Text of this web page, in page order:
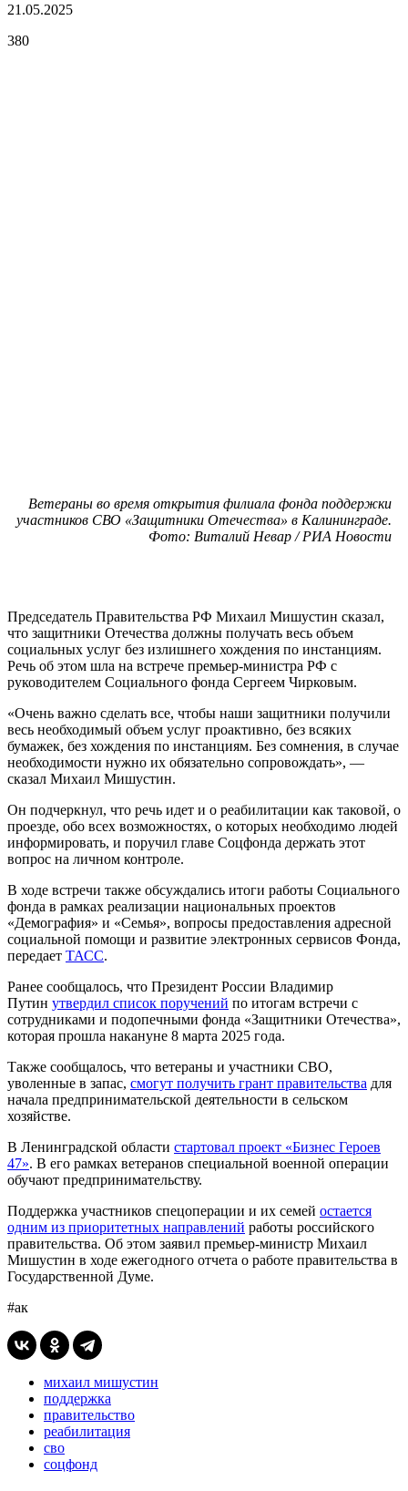
21.05.2025
380
Ветераны во время открытия филиала фонда поддержки
участников СВО «Защитники Отечества» в Калининграде.
Фото: Виталий Невар / РИА Новости
Председатель Правительства РФ Михаил Мишустин сказал,
что защитники Отечества должны получать весь объем
социальных услуг без излишнего хождения по инстанциям.
Речь об этом шла на встрече премьер-министра РФ с
руководителем Социального фонда Сергеем Чирковым.
«Очень важно сделать все, чтобы наши защитники получили
весь необходимый объем услуг проактивно, без всяких
бумажек, без хождения по инстанциям. Без сомнения, в случае
необходимости нужно их обязательно сопровождать», —
сказал Михаил Мишустин.
Он подчеркнул, что речь идет и о реабилитации как таковой, о
проезде, обо всех возможностях, о которых необходимо людей
информировать, и поручил главе Соцфонда держать этот
вопрос на личном контроле.
В ходе встречи также обсуждались итоги работы Социального
фонда в рамках реализации национальных проектов
«Демография» и «Семья», вопросы предоставления адресной
социальной помощи и развитие электронных сервисов Фонда,
передает ТАСС.
Ранее сообщалось, что Президент России Владимир
Путин утвердил список поручений по итогам встречи с
сотрудниками и подопечными фонда «Защитники Отечества»,
которая прошла накануне 8 марта 2025 года.
Также сообщалось, что ветераны и участники СВО,
уволенные в запас, смогут получить грант правительства для
начала предпринимательской деятельности в сельском
хозяйстве.
В Ленинградской области стартовал проект «Бизнес Героев
47». В его рамках ветеранов специальной военной операции
обучают предпринимательству.
Поддержка участников спецоперации и их семей остается
одним из приоритетных направлений работы российского
правительства. Об этом заявил премьер-министр Михаил
Мишустин в ходе ежегодного отчета о работе правительства в
Государственной Думе.
#ак
михаил мишустин
поддержка
правительство
реабилитация
сво
соцфонд